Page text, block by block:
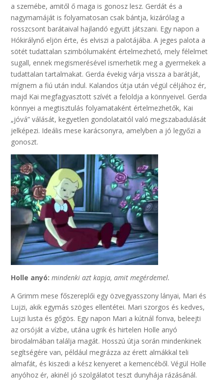
a szemébe, amitől ő maga is gonosz lesz. Gerdát és a
nagymamáját is folyamatosan csak bántja, kizárólag a
rosszcsont barátaival hajlandó együtt játszani. Egy napon a
Hókirálynő eljön érte, és elviszi a palotájába. A jeges palota a
sötét tudattalan szimbólumaként értelmezhető, mely félelmet
sugall, ennek megismerésével ismerhetik meg a gyermekek a
tudattalan tartalmakat. Gerda évekig várja vissza a barátját,
mígnem a fiú után indul. Kalandos útja után végül céljához ér,
majd Kai megfagyasztott szívét a feloldja a könnyeivel. Gerda
könnyei a megtisztulás folyamataként értelmezhetők, Kai
„jóvá” válását, kegyetlen gondolataitól való megszabadulását
jelképezi. Ideális mese karácsonyra, amelyben a jó legyőzi a
gonoszt.
Holle anyó:mindenki azt kapja, amit megérdemel.
A Grimm mese főszereplői egy özvegyasszony lányai, Mari és
Lujzi, akik egymás szöges ellentétei. Mari szorgos és kedves,
Lujzi lusta és gőgös. Egy napon Mari a kútnál fonva, beleejti
az orsóját a vízbe, utána ugrik és hirtelen Holle anyó
birodalmában találja magát. Hosszú útja során mindenkinek
segítségére van, például megrázza az érett almákkal teli
almafát, és kiszedi a kész kenyeret a kemencéből. Végül Holle
anyóhoz ér, akinél jó szolgálatot teszt dunyhája rázásánál.